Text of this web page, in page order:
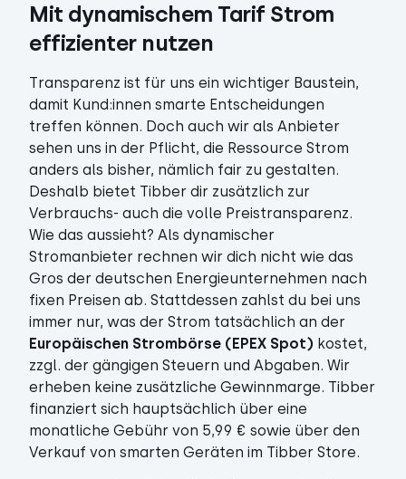
Mit dynamischem Tarif Strom
effizienter nutzen
Transparenz ist für uns ein wichtiger Baustein,
damit Kund:innen smarte Entscheidungen
treffen können. Doch auch wir als Anbieter
sehen uns in der Pflicht, die Ressource Strom
anders als bisher, nämlich fair zu gestalten.
Deshalb bietet Tibber dir zusätzlich zur
Verbrauchs- auch die volle Preistransparenz.
Wie das aussieht? Als dynamischer
Stromanbieter rechnen wir dich nicht wie das
Gros der deutschen Energieunternehmen nach
fixen Preisen ab. Stattdessen zahlst du bei uns
immer nur, was der Strom tatsächlich an der
Europäischen Strombörse (EPEX Spot) kostet,
zzgl. der gängigen Steuern und Abgaben. Wir
erheben keine zusätzliche Gewinnmarge. Tibber
finanziert sich hauptsächlich über eine
monatliche Gebühr von 5,99 € sowie über den
Verkauf von smarten Geräten im Tibber Store.